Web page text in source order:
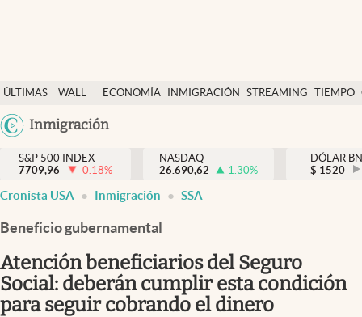
ÚLTIMAS
NOTICIAS
WALL
Y
DÓLAR
ECONOMÍA INMIGRACIÓN STREAMING TIEMPO
México
Inmigración
Finanzas y economía
Wall Street y dólar
Inmigración
Espiritual
Streaming
S&P 500 INDEX
7709,96
-0.18%
NASDAQ
26.690,62
1.30%
DÓLAR
$ 1520
Cronista USA Inmigración SSA
Beneficio gubernamental
Atención beneficiarios del Seguro
Social: deberán cumplir esta condición
para seguir cobrando el dinero